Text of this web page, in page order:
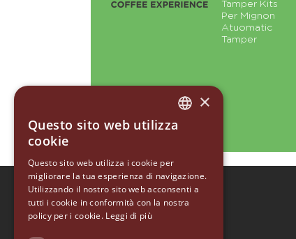
Tamper Kits
Per Mignon
Atuomatic
Tamper
EUREKA 1920
EUREKA ORO
GERMAN
SPANISH
×
Questo sito web utilizza
cookie
Questo sito web utilizza i cookie per
migliorare la tua esperienza di navigazione.
Utilizzando il nostro sito web acconsenti a
tutti i cookie in conformità con la nostra
policy per i cookie. Leggi di più